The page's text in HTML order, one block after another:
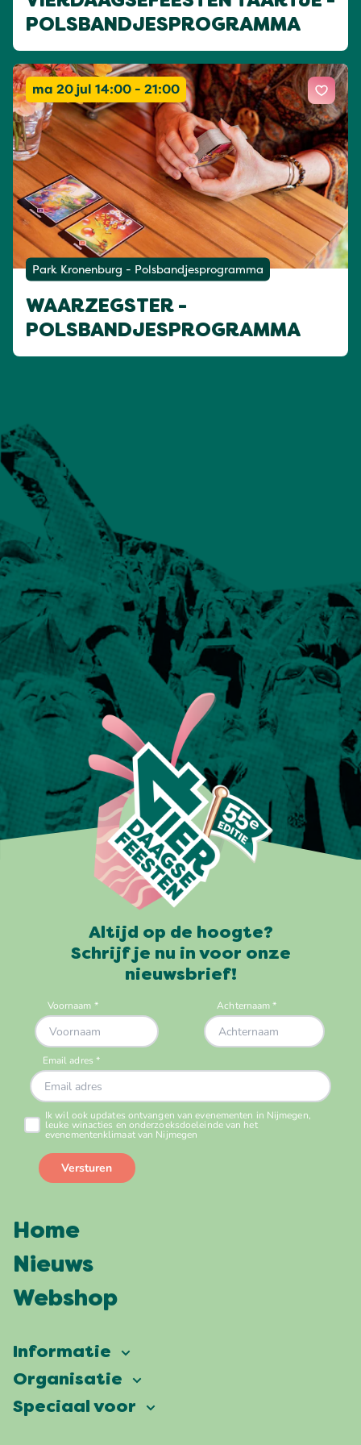
POLSBANDJESPROGRAMMA
ma 20 jul 14:00 - 21:00
Park Kronenburg - Polsbandjesprogramma
WAARZEGSTER -
POLSBANDJESPROGRAMMA
Altijd op de hoogte?
Schrijf je nu in voor onze
nieuwsbrief!
Home
Nieuws
Webshop
Informatie
Vierdaagsefeesten
Veelgestelde vragen
Organisatie
Onze ambitie
Speciaal voor